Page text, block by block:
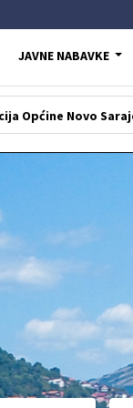
JAVNE NABAVKE
Novo Sarajevo